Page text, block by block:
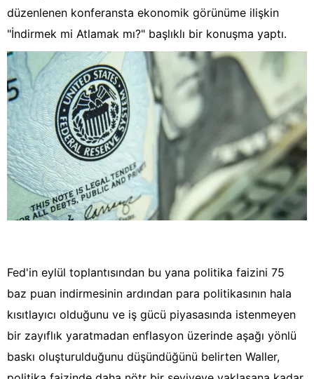
düzenlenen konferansta ekonomik görünüme ilişkin
"İndirmek mi Atlamak mı?" başlıklı bir konuşma yaptı.
Fed'in eylül toplantısından bu yana politika faizini 75
baz puan indirmesinin ardından para politikasının hala
kısıtlayıcı olduğunu ve iş gücü piyasasında istenmeyen
bir zayıflık yaratmadan enflasyon üzerinde aşağı yönlü
baskı oluşturulduğunu düşündüğünü belirten Waller,